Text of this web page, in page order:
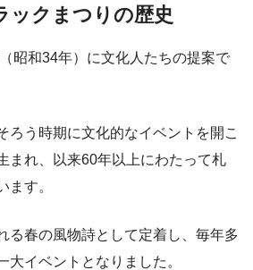
ックまつりの歴史
昭和34年）に文化人たちの提案で
ろう時期に文化的なイベントを開こ
まれ、以来60年以上にわたって札
ます。
る春の風物詩として定着し、毎年多
大イベントとなりました。